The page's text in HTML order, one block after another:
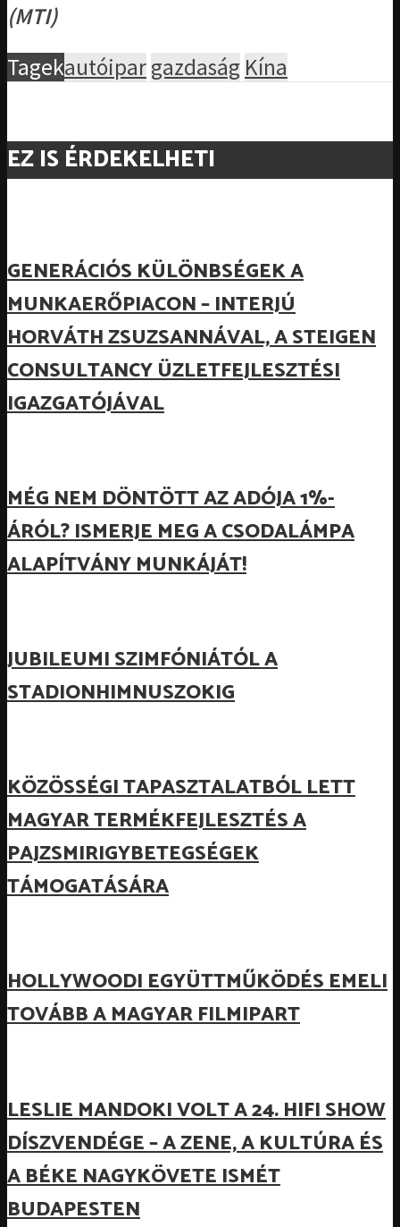
(MTI)
Tagekautóipargazdaság Kína
EZ IS ÉRDEKELHETI
GENERÁCIÓS KÜLÖNBSÉGEK A
MUNKAERŐPIACON – INTERJÚ
HORVÁTH ZSUZSANNÁVAL, A STEIGEN
CONSULTANCY ÜZLETFEJLESZTÉSI
IGAZGATÓJÁVAL
MÉG NEM DÖNTÖTT AZ ADÓJA 1%-
ÁRÓL? ISMERJE MEG A CSODALÁMPA
ALAPÍTVÁNY MUNKÁJÁT!
JUBILEUMI SZIMFÓNIÁTÓL A
STADIONHIMNUSZOKIG
KÖZÖSSÉGI TAPASZTALATBÓL LETT
MAGYAR TERMÉKFEJLESZTÉS A
PAJZSMIRIGYBETEGSÉGEK
TÁMOGATÁSÁRA
HOLLYWOODI EGYÜTTMŰKÖDÉS EMELI
TOVÁBB A MAGYAR FILMIPART
LESLIE MANDOKI VOLT A 24. HIFI SHOW
DÍSZVENDÉGE – A ZENE, A KULTÚRA ÉS
A BÉKE NAGYKÖVETE ISMÉT
BUDAPESTEN